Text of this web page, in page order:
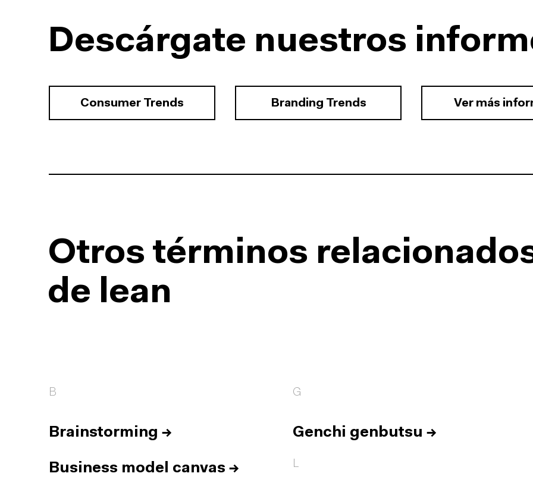
Descárgate nuestros
Consumer Trends Branding Trends Ver más
Otros términos
de lean
B
Brainstorming →
Business model canvas →
G
Genchi genbutsu →
L